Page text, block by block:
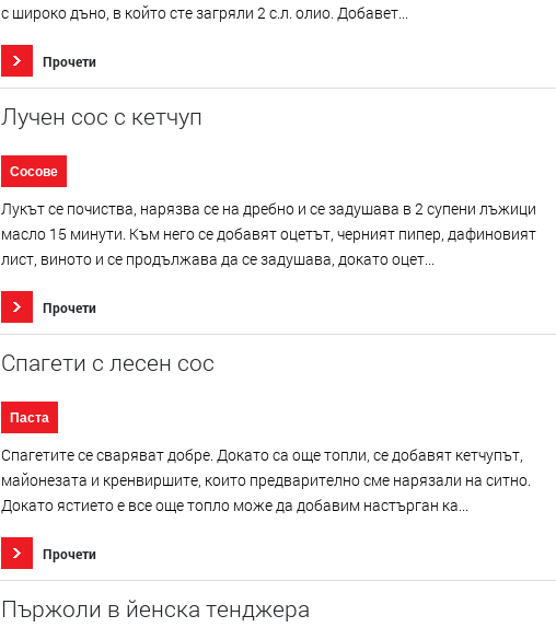
с широко дъно, в който сте загряли 2 с.л. олио. Добавет...
Прочети
Лучен сос с кетчуп
Сосове
Лукът се почиства, нарязва се на дребно и се задушава в 2 супени лъжици
масло 15 минути. Към него се добавят оцетът, черният пипер, дафиновият
лист, виното и се продължава да се задушава, докато оцет...
Прочети
Спагети с лесен сос
Паста
Спагетите се сваряват добре. Докато са още топли, се добавят кетчупът,
майонезата и кренвиршите, които предварително сме нарязали на ситно.
Докато ястието е все още топло може да добавим настърган ка...
Прочети
Пържоли в йенска тенджера